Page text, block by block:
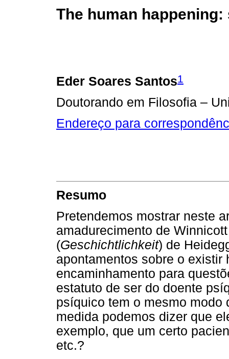
The human
Eder Soares Santos1
Doutorando em Filosofia –
Endereço para
Resumo
Pretendemos mostrar neste
amadurecimento de
(Geschichtlichkeit) de
apontamentos sobre o existir
encaminhamento para
estatuto de ser do doente
psíquico tem o mesmo modo
medida podemos dizer que
exemplo, que um certo
etc.?